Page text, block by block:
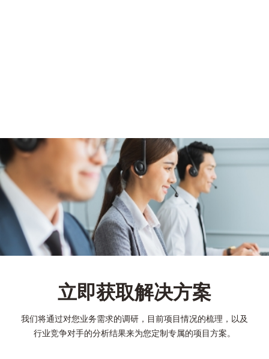
立即获取解决方案
我们将通过对您业务需求的调研，目前项目情况的梳理，以及
行业竞争对手的分析结果来为您定制专属的项目方案。